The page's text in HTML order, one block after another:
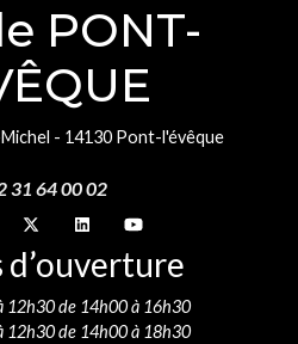
PONT-
- 14130 Pont-l'évêque
31 64 00 02
surnous sur
Suivez-nous sur
Suivez-nous sur
Suivez-nous sur
d’ouverture
12h30 de 14h00 à 16h30
12h30 de 14h00 à 18h30